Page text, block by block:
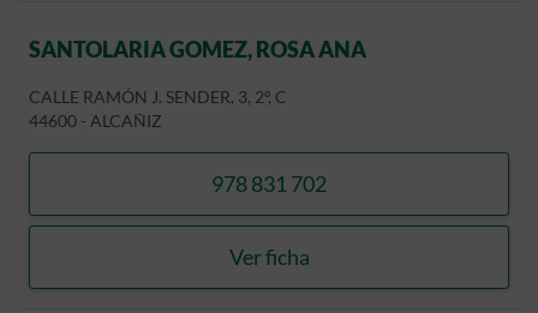
SANTOLARIA GOMEZ, ROSA ANA
CALLE RAMÓN J. SENDER, 3, 2º, C
44600 - ALCAÑIZ
978 831 702
llamar SANTOLARIA
Ver ficha
SANTOLARIA GOMEZ,